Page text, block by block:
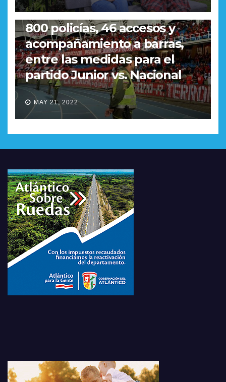
REGIONAL
800 policías, 46 accesos y
acompañamiento a barras,
entre las medidas para el
partido Junior vs. Nacional
MAY 21, 2022